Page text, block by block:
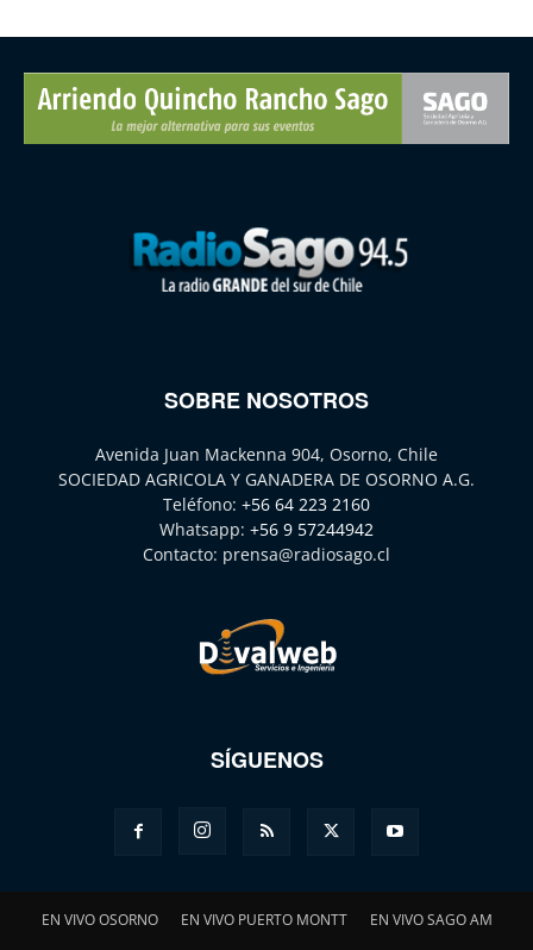
SOBRE NOSOTROS
Avenida Juan Mackenna 904, Osorno, Chile
SOCIEDAD AGRICOLA Y GANADERA DE OSORNO A.G.
Teléfono: +56 64 223 2160
Whatsapp: +56 9 57244942
Contacto: prensa@radiosago.cl
SÍGUENOS
EN VIVO OSORNO EN VIVO PUERTO MONTT EN VIVO SAGO AM